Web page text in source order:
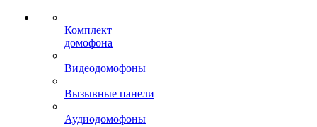
Комплект
домофона
Видеодомофоны
Вызывные панели
Аудиодомофоны